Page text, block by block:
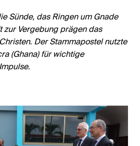
Sünde, das Ringen um Gnade
zur Vergebung prägen das
Der Stammapostel nutzte
(Ghana) für wichtige